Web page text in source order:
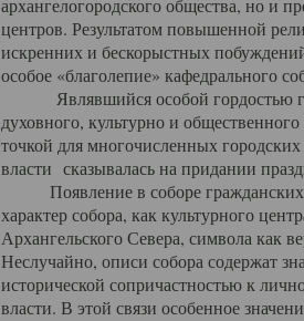
архангелогородского общества, но и
центров. Результатом повышенной
искренних и бескорыстных
особое «благолепие» кафедрального
Являвшийся особой гордостью
духовного, культурно и
точкой для многочисленных
власти сказывалась на придании
Появление в соборе гражданских
характер собора, как культурного
Архангельского Севера, символа как
Неслучайно, описи собора содержат
исторической сопричастностью к
власти. В этой связи особенное